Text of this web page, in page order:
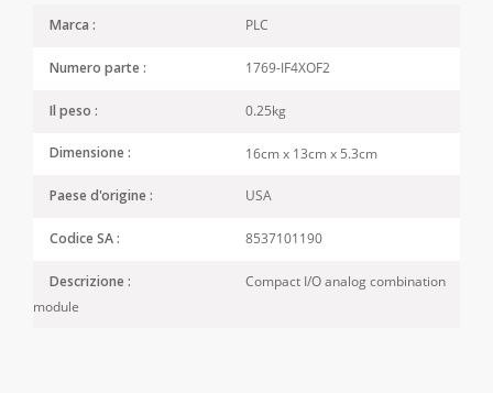
Marca : PLC
Numero parte : 1769-IF4XOF2
Il peso : 0.25kg
Dimensione : 16cm x 13cm x 5.3cm
Paese d'origine : USA
Codice SA : 8537101190
Descrizione :
Compact I/O analog combination
module